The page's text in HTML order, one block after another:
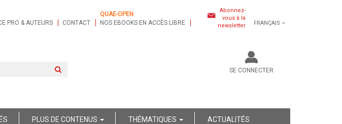
PRO & AUTEURS CONTACT
QUAE-OPEN
NOS EBOOKS EN ACCÈS LIBRE
Abonnez-
vous à la
newsletter
FRANÇAIS
SE CONNECTER
PLUS DE CONTENUS THÉMATIQUES ACTUALITÉS